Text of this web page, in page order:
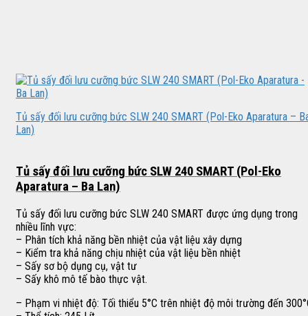
Tủ sấy đối lưu cưỡng bức SLW 240 SMART (Pol-Eko Aparatura –
Lan)
Tủ sấy đối lưu cưỡng bức SLW 240 SMART (Pol-Eko
Aparatura – Ba Lan)
Tủ sấy đối lưu cưỡng bức SLW 240 SMART được ứng dụng trong
nhiều lĩnh vực:
– Phân tích khả năng bền nhiệt của vật liệu xây dựng
– Kiểm tra khả năng chịu nhiệt của vật liệu bền nhiệt
– Sấy sơ bộ dụng cụ, vật tư
– Sấy khô mô tế bào thực vật.
– Phạm vi nhiệt độ: Tối thiểu 5°C trên nhiệt độ môi trường đến